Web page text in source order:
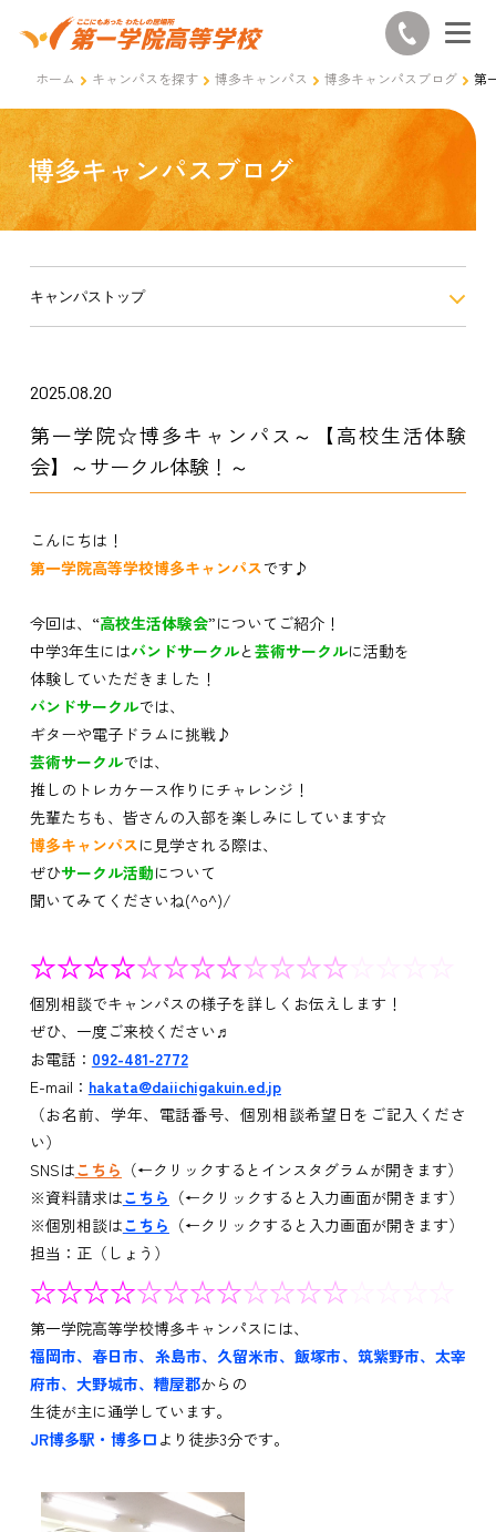
ホーム キャンパスを探す 博多キャンパス 博多キャンパスブログ 第
博多キャンパスブログ
キャンパストップ
2025.08.20
第一学院☆博多キャンパス～【高校生活体験
会】～サークル体験！～
こんにちは！
第一学院高等学校博多キャンパスです♪
今回は、“高校生活体験会”についてご紹介！
中学3年生にはバンドサークルと芸術サークルに活動を
体験していただきました！
バンドサークルでは、
ギターや電子ドラムに挑戦♪
芸術サークルでは、
推しのトレカケース作りにチャレンジ！
先輩たちも、皆さんの入部を楽しみにしています☆
博多キャンパスに見学される際は、
ぜひサークル活動について
聞いてみてくださいね(^o^)/
☆☆☆☆☆☆☆☆☆☆☆☆
個別相談でキャンパスの様子を詳しくお伝えします！
ぜひ、一度ご来校ください♬
お電話： 092-481-2772
E-mail： hakata@daiichigakuin.ed.jp
（お名前、学年、電話番号、個別相談希望日をご記入くださ
い）
SNSはこちら （←クリックするとインスタグラムが開きます）
※資料請求はこちら （←クリックすると入力画面が開きます）
※個別相談はこちら （←クリックすると入力画面が開きます）
担当：正（しょう）
☆☆☆☆☆☆☆☆☆☆☆☆
第一学院高等学校博多キャンパスには、
福岡市、春日市、糸島市、久留米市、飯塚市、筑紫野市、太宰
府市、大野城市、糟屋郡からの
生徒が主に通学しています。
JR博多駅・博多口 より徒歩3分です。